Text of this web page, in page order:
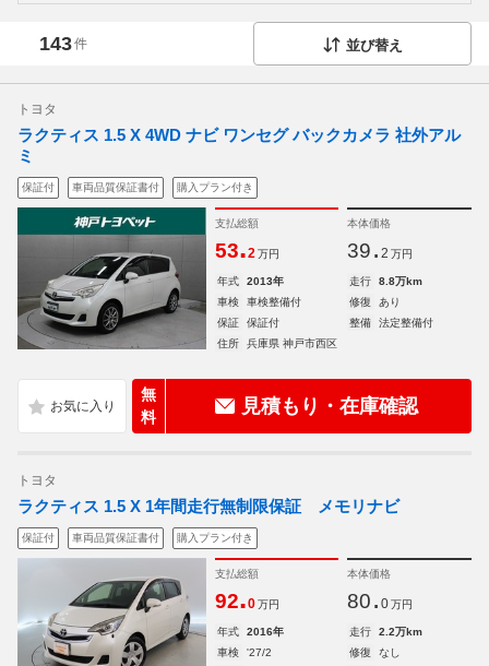
143件 並び替え
トヨタ
ラクティス 1.5 X 4WD ナビ ワンセグ バックカメラ 社外アル
ミ
保証付 車両品質保証書付 購入プラン付き
支払総額
53.2 万円
本体価格
39. 2 万円
年式 2013年 走行
8.8万km
車検
車検整備付 修復
あり
保証
保証付 整備
法定整備付
住所
兵庫県 神戸市西区
無
料
見積もり・在庫確認
トヨタ
ラクティス 1.5 X 1年間走行無制限保証 メモリナビ
保証付 車両品質保証書付 購入プラン付き
支払総額
92.0 万円
本体価格
80. 0 万円
年式 2016年 走行
2.2万km
車検
'27/2 修復
なし